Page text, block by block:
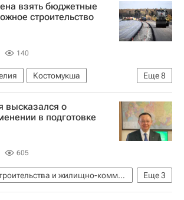
Ипотека
Россия
взять бюджетные
строительство
140
Еще8
Костомукша
Артур Парфенчиков
Регионы
высказался о
в подготовке
605
Еще3
Министерство строительства и жилищно-коммунального хозяйства РФ (Минстрой России)
МАРХИ Россия